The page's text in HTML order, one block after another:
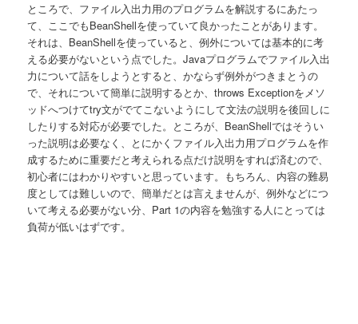
ところで、ファイル入出力用のプログラムを解説するにあたっ
て、ここでもBeanShellを使っていて良かったことがあります。
それは、BeanShellを使っていると、例外については基本的に考
える必要がないという点でした。Javaプログラムでファイル入出
力について話をしようとすると、かならず例外がつきまとうの
で、それについて簡単に説明するとか、throws Exceptionをメソ
ッドへつけてtry文がでてこないようにして文法の説明を後回しに
したりする対応が必要でした。ところが、BeanShellではそうい
った説明は必要なく、とにかくファイル入出力用プログラムを作
成するために重要だと考えられる点だけ説明をすれば済むので、
初心者にはわかりやすいと思っています。もちろん、内容の難易
度としては難しいので、簡単だとは言えませんが、例外などにつ
いて考える必要がない分、Part 1の内容を勉強する人にとっては
負荷が低いはずです。